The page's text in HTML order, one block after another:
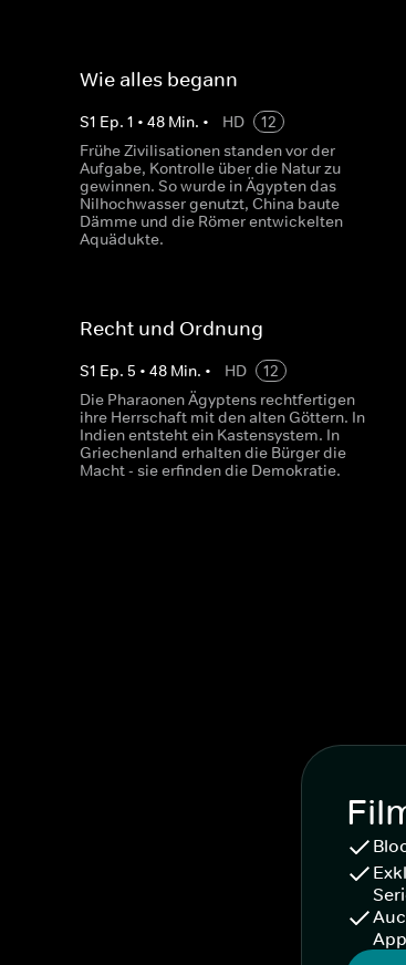
Wie alles begann
S1 Ep. 1 • 48 Min. • HD
12
Frühe Zivilisationen standen vor der
Aufgabe, Kontrolle über die Natur zu
gewinnen. So wurde in Ägypten das
Nilhochwasser genutzt, China baute
Dämme und die Römer entwickelten
Aquädukte.
Recht und Ordnung
S1 Ep. 5 • 48 Min. • HD
12
Die Pharaonen Ägyptens rechtfertigen
ihre Herrschaft mit den alten Göttern. In
Indien entsteht ein Kastensystem. In
Griechenland erhalten die Bürger die
Macht - sie erfinden die Demokratie.